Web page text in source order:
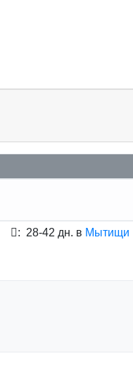
: 28-42 дн. в Мытищи